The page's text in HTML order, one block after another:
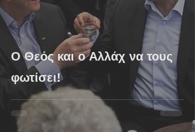
O Θεός και ο Αλλάχ να τους
φωτίσει!